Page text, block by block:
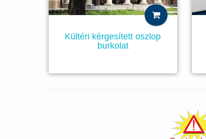
Kültéri kérgesített oszlop
burkolat